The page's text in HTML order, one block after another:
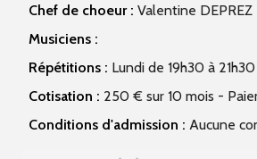
Chef de choeur : Valentine DEPREZ
Musiciens :
Répétitions : Lundi de 19h30 à
Cotisation : 250 € sur 10 mois -
Conditions d'admission : Aucune